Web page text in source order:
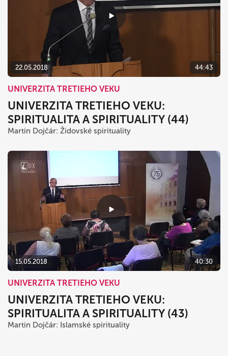
22.05.2018 44:43
UNIVERZITA TRETIEHO VEKU
UNIVERZITA TRETIEHO VEKU:
SPIRITUALITA A SPIRITUALITY (44)
Martin Dojčár: Židovské spirituality
15.05.2018 40:30
UNIVERZITA TRETIEHO VEKU
UNIVERZITA TRETIEHO VEKU:
SPIRITUALITA A SPIRITUALITY (43)
Martin Dojčár: Islamské spirituality